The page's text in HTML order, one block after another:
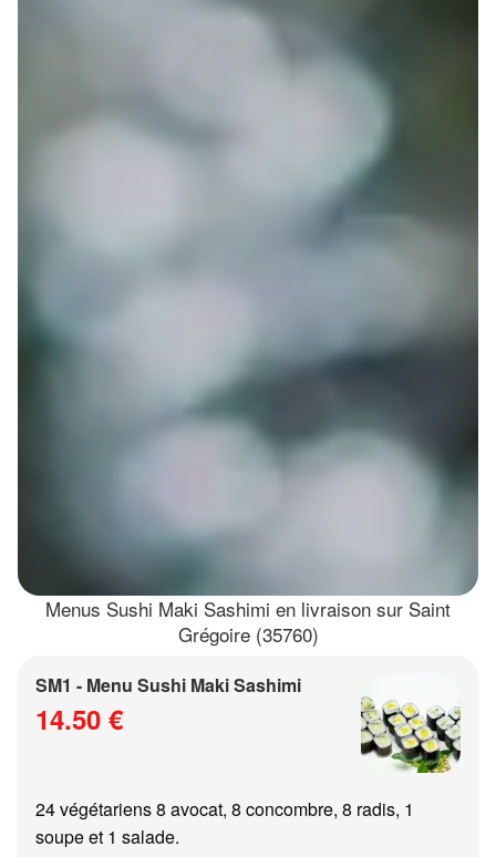
Menus Sushi Maki Sashimi en livraison sur Saint
Grégoire (35760)
SM1 - Menu Sushi Maki Sashimi
14.50 €
24 végétariens 8 avocat, 8 concombre, 8 radis, 1
soupe et 1 salade.